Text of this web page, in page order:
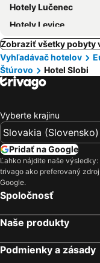
Hotely Lučenec
Hotely Levice
Zobraziť všetky pobyty
Vyhľadávač hotelov
Štúrovo
Hotel Slobi
Vyberte krajinu
Pridať na Google
Ľahko nájdite naše
trivago ako preferovaný zdroj
Google.
Spoločnosť
Naše produkty
Podmienky a zásady